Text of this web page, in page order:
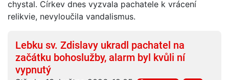
chystal. Církev dnes vyzvala pachatele k vrácení
relikvie, nevyloučila vandalismus.
Lebku sv. Zdislavy ukradl pachatel na
začátku bohoslužby, alarm byl kvůli ní
vypnutý